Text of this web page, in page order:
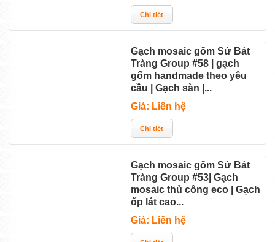
Gạch mosaic gốm Sứ Bát
Tràng Group #58 | gạch
gốm handmade theo yêu
cầu | Gạch sàn |...
Giá: Liên hệ
Gạch mosaic gốm Sứ Bát
Tràng Group #53| Gạch
mosaic thủ công eco | Gạch
ốp lát cao...
Giá: Liên hệ